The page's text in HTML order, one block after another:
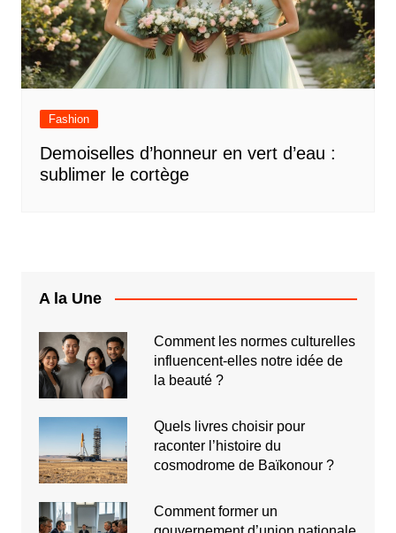
Fashion
Demoiselles d’honneur en vert d’eau :
sublimer le cortège
A la Une
Comment les normes culturelles
influencent-elles notre idée de
la beauté ?
Quels livres choisir pour
raconter l’histoire du
cosmodrome de Baïkonour ?
Comment former un